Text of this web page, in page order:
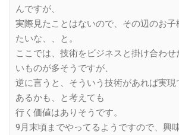
んですが、
実際見たことはないので、その辺のお
たいな、、と。
ここでは、技術をビジネスと掛け合わ
いものが多そうですが、
逆に言うと、そういう技術があれば実現
あるかも、と考えても
行く価値はありそうです。
9月末頃までやってるようですので、興